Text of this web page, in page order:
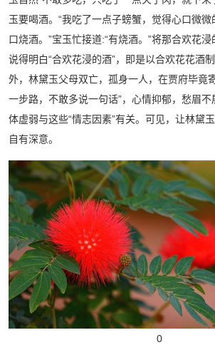
玉要喝酒。“我吃了一点子螃蟹，觉得心口微
口烧酒。”宝玉忙接道:“有烧酒。”将那合欢花
说得明白“合欢花浸的酒”，即是以合欢花花酒
外，林黛玉父母双亡，孤身一人，在贾府毕竟
一步路，不敢多说一句话”，心情抑郁，愁眉
体虚弱与这些“情志因素”有关。可见，让林黛
自有深意。
0